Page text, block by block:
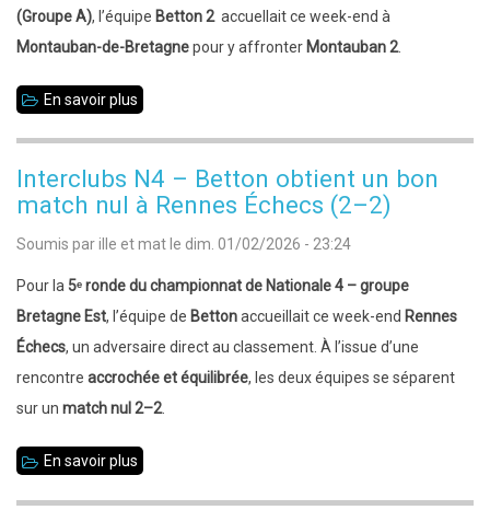
3
s’incline
Liffré
(Groupe A), l’équipe Betton 2accuellait ce week-end à
Montauban-de-Bretagnepour y affronter Montauban 2.
En savoir plus
Ronde
:
Betton
2
s’incline
face
à
2
Interclubs N4 – Betton obtient un bon
match nul à Rennes Échecs (2–2)
Soumis parille et mat le dim. 01/02/2026 - 23:24
Pour la 5ᵉ ronde du championnat de Nationale 4 – groupe
Bretagne Est, l’équipe de Bettonaccueillait ce week-end Rennes
Échecs, un adversaire direct au classement. À l’issue d’une
rencontre accrochée et équilibrée, les deux équipes se séparent
sur un match nul 2–2.
En savoir plus